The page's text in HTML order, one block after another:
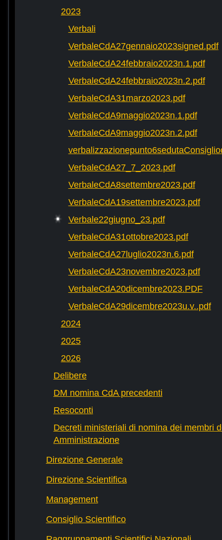
2023
Verbali
VerbaleCdA27gennaio2023signed.pdf
VerbaleCdA24febbraio2023n.1.pdf
VerbaleCdA24febbraio2023n.2.pdf
VerbaleCdA31marzo2023.pdf
VerbaleCdA9maggio2023n.1.pdf
VerbaleCdA9maggio2023n.2.pdf
VerbaleCdA27_7_2023.pdf
VerbaleCdA8settembre2023.pdf
VerbaleCdA19settembre2023.pdf
Verbale22giugno_23.pdf
VerbaleCdA31ottobre2023.pdf
VerbaleCdA27luglio2023n.6.pdf
VerbaleCdA23novembre2023.pdf
VerbaleCdA20dicembre2023.PDF
VerbaleCdA29dicembre2023u.v..pdf
2024
2025
2026
Delibere
DM nomina CdA precedenti
Resoconti
Decreti ministeriali di nomina dei membri
Amministrazione
Direzione Generale
Direzione Scientifica
Management
Consiglio Scientifico